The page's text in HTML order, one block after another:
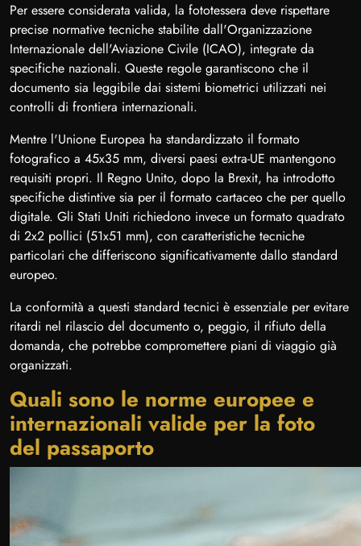
Per essere considerata valida, la fototessera deve rispettare
precise normative tecniche stabilite dall'Organizzazione
Internazionale dell'Aviazione Civile (ICAO), integrate da
specifiche nazionali. Queste regole garantiscono che il
documento sia leggibile dai sistemi biometrici utilizzati nei
controlli di frontiera internazionali.
Mentre l'Unione Europea ha standardizzato il formato
fotografico a 45x35 mm, diversi paesi extra-UE mantengono
requisiti propri. Il Regno Unito, dopo la Brexit, ha introdotto
specifiche distintive sia per il formato cartaceo che per quello
digitale. Gli Stati Uniti richiedono invece un formato quadrato
di 2x2 pollici (51x51 mm), con caratteristiche tecniche
particolari che differiscono significativamente dallo standard
europeo.
La conformità a questi standard tecnici è essenziale per evitare
ritardi nel rilascio del documento o, peggio, il rifiuto della
domanda, che potrebbe compromettere piani di viaggio già
organizzati.
Quali sono le norme europee e
internazionali valide per la foto
del passaporto